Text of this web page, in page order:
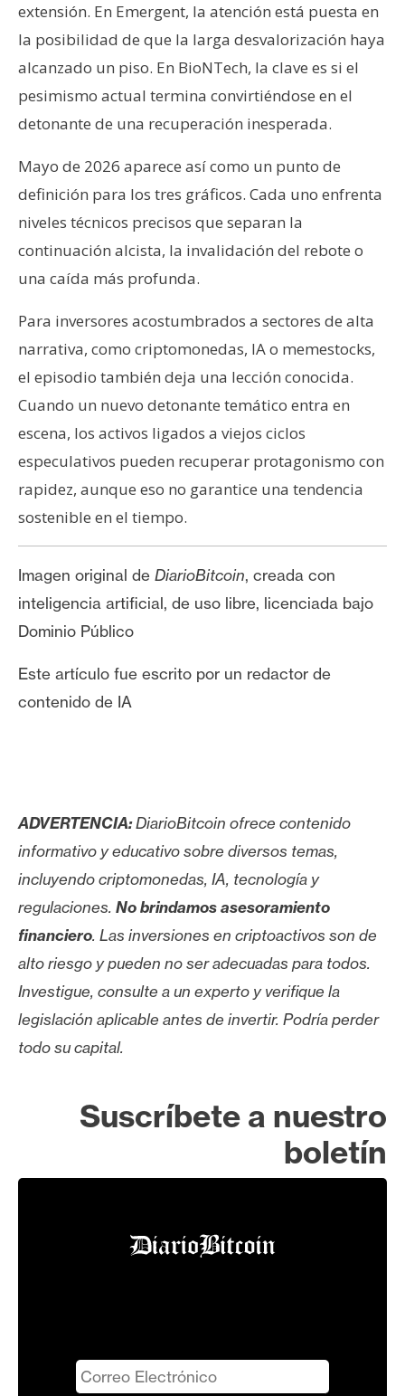
extensión. En Emergent, la atención está puesta en
la posibilidad de que la larga desvalorización haya
alcanzado un piso. En BioNTech, la clave es si el
pesimismo actual termina convirtiéndose en el
detonante de una recuperación inesperada.
Mayo de 2026 aparece así como un punto de
definición para los tres gráficos. Cada uno enfrenta
niveles técnicos precisos que separan la
continuación alcista, la invalidación del rebote o
una caída más profunda.
Para inversores acostumbrados a sectores de alta
narrativa, como criptomonedas, IA o memestocks,
el episodio también deja una lección conocida.
Cuando un nuevo detonante temático entra en
escena, los activos ligados a viejos ciclos
especulativos pueden recuperar protagonismo con
rapidez, aunque eso no garantice una tendencia
sostenible en el tiempo.
Imagen original de DiarioBitcoin, creada con
inteligencia artificial, de uso libre, licenciada bajo
Dominio Público
Este artículo fue escrito por un redactor de
contenido de IA
ADVERTENCIA:DiarioBitcoin ofrece contenido
informativo y educativo sobre diversos temas,
incluyendo criptomonedas, IA, tecnología y
regulaciones. No brindamos asesoramiento
financiero. Las inversiones en criptoactivos son de
alto riesgo y pueden no ser adecuadas para todos.
Investigue, consulte a un experto y verifique la
legislación aplicable antes de invertir. Podría perder
todo su capital.
Suscríbete a nuestro
boletín